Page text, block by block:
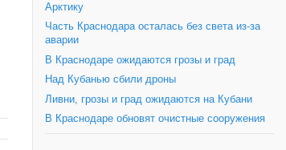
Арктику
Часть Краснодара осталась без света из-за
аварии
В Краснодаре ожидаются грозы и град
Над Кубанью сбили дроны
Ливни, грозы и град ожидаются на Кубани
В Краснодаре обновят очистные сооружения